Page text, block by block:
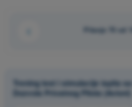
Pitanje 70 od
Trening test i simulacije ispita
Dozvola Privatnog Pilota (Avioni)